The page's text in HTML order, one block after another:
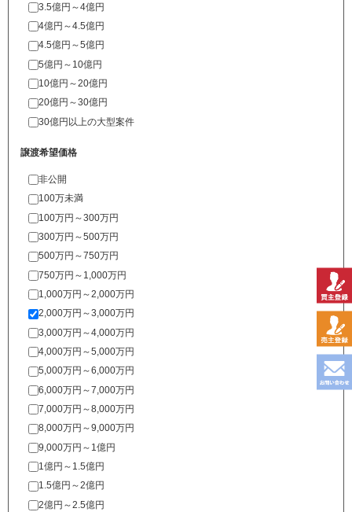
3.5億円～4億円
4億円～4.5億円
4.5億円～5億円
5億円～10億円
10億円～20億円
20億円～30億円
30億円以上の大型案件
譲渡希望価格
非公開
100万未満
100万円～300万円
300万円～500万円
500万円～750万円
750万円～1,000万円
1,000万円～2,000万円
2,000万円～3,000万円
3,000万円～4,000万円
4,000万円～5,000万円
5,000万円～6,000万円
6,000万円～7,000万円
7,000万円～8,000万円
8,000万円～9,000万円
9,000万円～1億円
1億円～1.5億円
1.5億円～2億円
2億円～2.5億円